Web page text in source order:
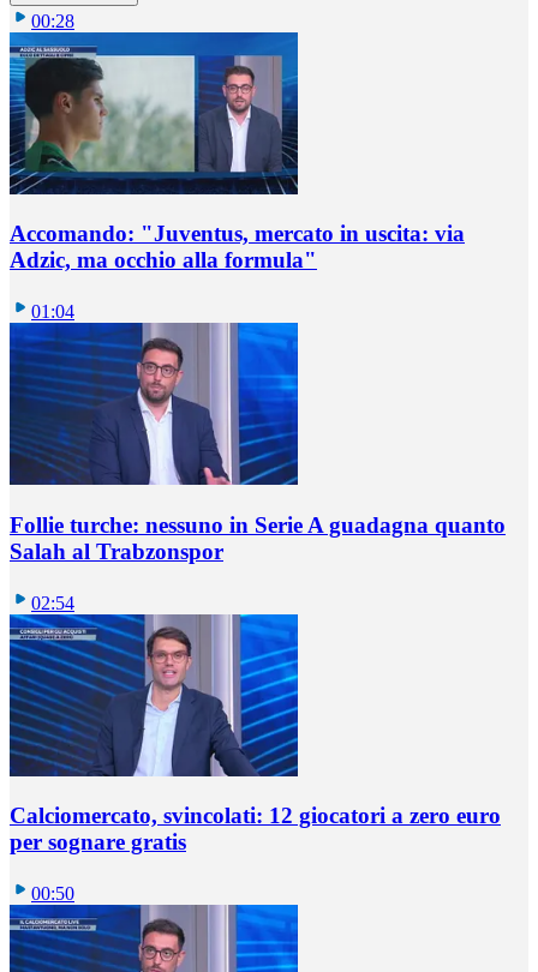
00:28
Accomando: "Juventus, mercato in uscita: via
Adzic, ma occhio alla formula"
01:04
Follie turche: nessuno in Serie A guadagna quanto
Salah al Trabzonspor
02:54
Calciomercato, svincolati: 12 giocatori a zero euro
per sognare gratis
00:50